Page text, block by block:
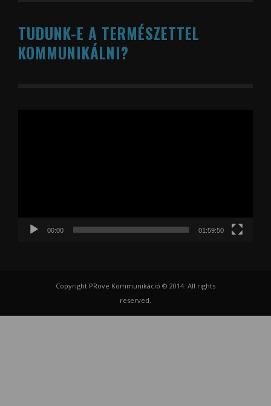
TUDUNK-E A TERMÉSZETTEL
KOMMUNIKÁLNI?
00:00 01:59:50
Copyright PRove Kommunikáció © 2014. All rights
reserved.